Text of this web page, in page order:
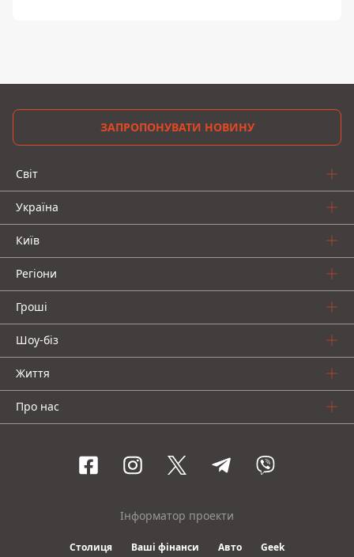
ЗАПРОПОНУВАТИ НОВИНУ
Світ
Україна
Київ
Регіони
Гроші
Шоу-біз
Життя
Про нас
Інформатор проекти
Столиця Ваші фінанси Авто Geek